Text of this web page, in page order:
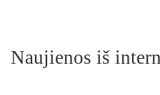
Naujienos iš